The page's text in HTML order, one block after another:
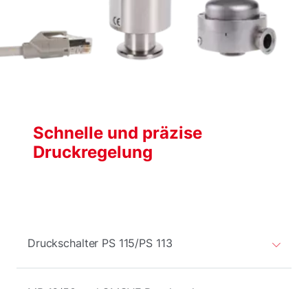
Schnelle und präzise
Druckregelung
Druckschalter PS 115/PS 113